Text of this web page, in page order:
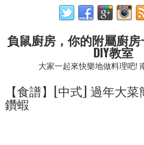
負鼠廚房，你的附屬廚
DIY教室
大家一起來快樂地做料理吧!
【食譜】[中式] 過年大
鑽蝦